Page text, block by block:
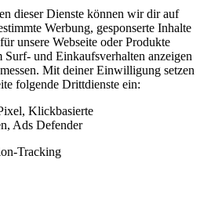
dieser Dienste können wir dir auf
Werbung, gesponserte Inhalte
unsere Webseite oder Produkte
Surf- und Einkaufsverhalten anzeigen
Mit deiner Einwilligung setzen
folgende Drittdienste ein:
Klickbasierte
Ads Defender
Tracking